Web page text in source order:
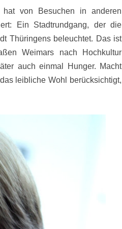
hat von Besuchen in anderen
Ein Stadtrundgang, der die
Thüringens beleuchtet. Das ist
Weimars nach Hochkultur
auch einmal Hunger. Macht
leibliche Wohl berücksichtigt,